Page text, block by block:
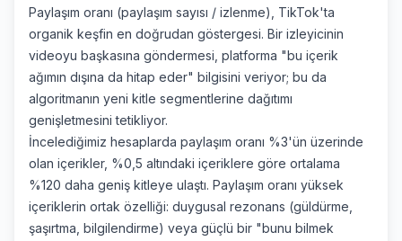
Paylaşım oranı (paylaşım sayısı / izlenme), TikTok'ta
organik keşfin en doğrudan göstergesi. Bir izleyicinin
videoyu başkasına göndermesi, platforma "bu içerik
ağımın dışına da hitap eder" bilgisini veriyor; bu da
algoritmanın yeni kitle segmentlerine dağıtımı
genişletmesini tetikliyor.
İncelediğimiz hesaplarda paylaşım oranı %3'ün üzerinde
olan içerikler, %0,5 altındaki içeriklere göre ortalama
%120 daha geniş kitleye ulaştı. Paylaşım oranı yüksek
içeriklerin ortak özelliği: duygusal rezonans (güldürme,
şaşırtma, bilgilendirme) veya güçlü bir "bunu bilmek